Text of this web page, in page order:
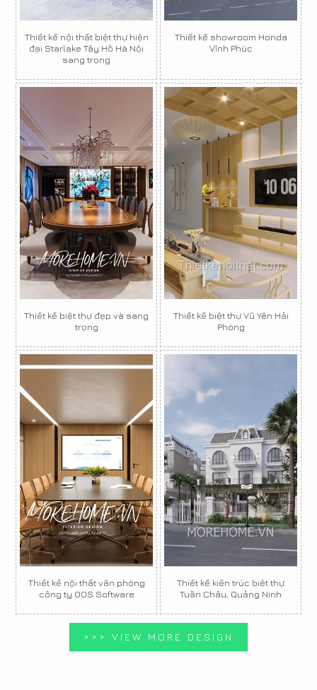
Thiết kế nội thất biệt thự hiện
đại Starlake Tây Hồ Hà Nội
sang trọng
Thiết kế showroom Honda
Vĩnh Phúc
Thiết kế biệt thự đẹp và sang
trọng
Thiết kế biệt thự Vũ Yên Hải
Phòng
Thiết kế nội thất văn phòng
công ty OOS Software
Thiết kế kiến trúc biệt thự
Tuần Châu, Quảng Ninh
>>> VIEW MORE DESIGN